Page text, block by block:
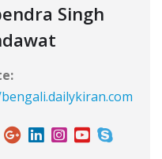
Singh